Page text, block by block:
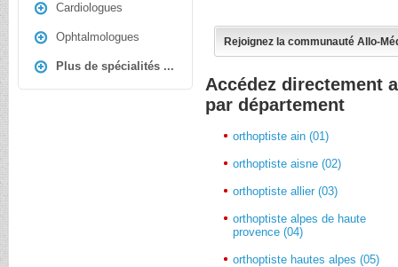
Cardiologues
Ophtalmologues
Plus de spécialités ...
Rejoignez la communauté Allo-
Accédez directement
par département
orthoptiste ain (01)
orthoptiste aisne (02)
orthoptiste allier (03)
orthoptiste alpes de haute
provence (04)
orthoptiste hautes alpes (05)